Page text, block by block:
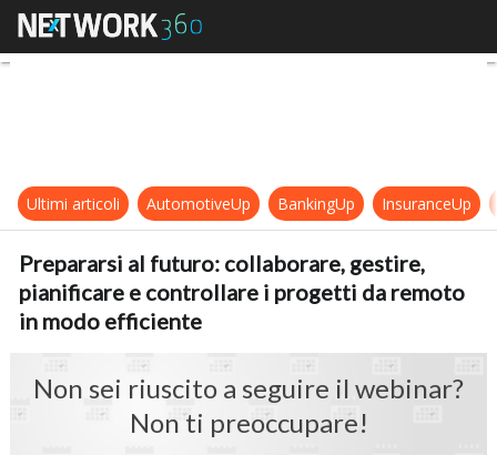
Prepararsi al futuro: collaborare,
Ultimi articoli AutomotiveUp BankingUp InsuranceUp
Prepararsi al futuro: collaborare, gestire,
pianificare e controllare i progetti da remoto
in modo efficiente
Non sei riuscito a seguire il webinar?
Non ti preoccupare!